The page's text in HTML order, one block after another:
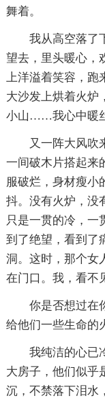
舞着。
我从高空落了
望去，里头暖心，
上洋溢着笑容，
大沙发上烘着火炉
小山……我心中暖
又一阵大风吹
一间破木片搭起来
服破烂，身材瘦小
抖。没有火炉，没
只是一贯的冷，一
到了绝望，看到了
洞。这时，那个女
在门口。我，看不
你是否想过在
给他们一些生命
我纯洁的心已
大房子，他们似乎
沉，不禁落下泪